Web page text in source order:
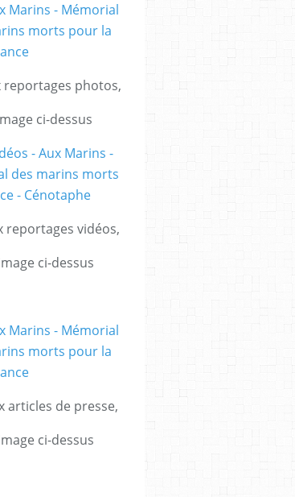
reportages photos,
ci-dessus
reportages vidéos,
ci-dessus
articles de presse,
ci-dessus